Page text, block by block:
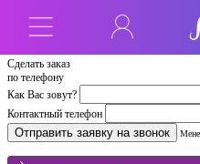
Сделать заказ
по телефону
Как Вас зовут?
Контактный телефон